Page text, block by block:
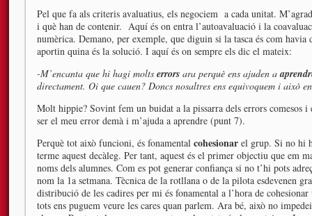
Pel que fa als criteris avaluatius, els negociem a cada unitat.
i què han de contenir. Aquí és on entra l’autoavaluació i la
numèrica. Demano, per exemple, que diguin si la tasca és com
aportin quina és la solució. I aquí és on sempre els dic el mateix:
-M’encanta que hi hagi molts errors ara perquè ens ajuden a
directament. Oi que cauen? Doncs nosaltres ens equivoquem i això
Molt hippie? Sovint fem un buidat a la pissarra dels errors comesos
ser el meu error demà i m’ajuda a aprendre (punt 7).
Perquè tot això funcioni, és fonamental cohesionar el grup. Si no hi
terme aquest decàleg. Per tant, aquest és el primer objectiu que em
noms dels alumnes. Com es pot generar confiança si no t’hi pots
nom la 1a setmana. Tècnica de la rotllana o de la pilota esdevenen
distribució de les cadires per mi és fonamental a l’hora de
tots ens puguem veure les cares quan parlem. Ara bé, això no